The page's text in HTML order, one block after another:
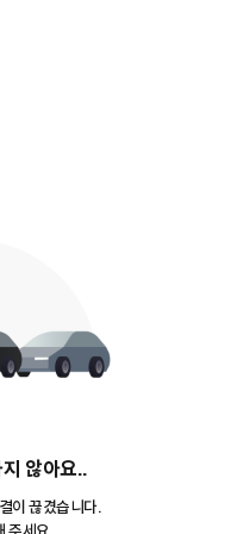
않아요..
이 끊겼습니다.